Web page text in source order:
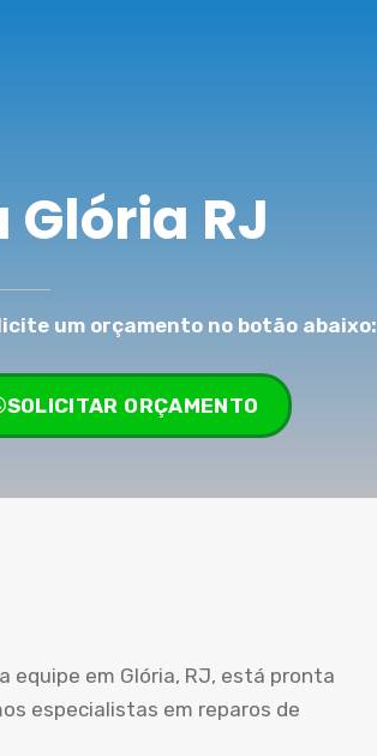
RJ
um orçamento no botão abaixo:
SOLICITAR ORÇAMENTO
equipe em Glória, RJ, está pronta
especialistas em reparos de